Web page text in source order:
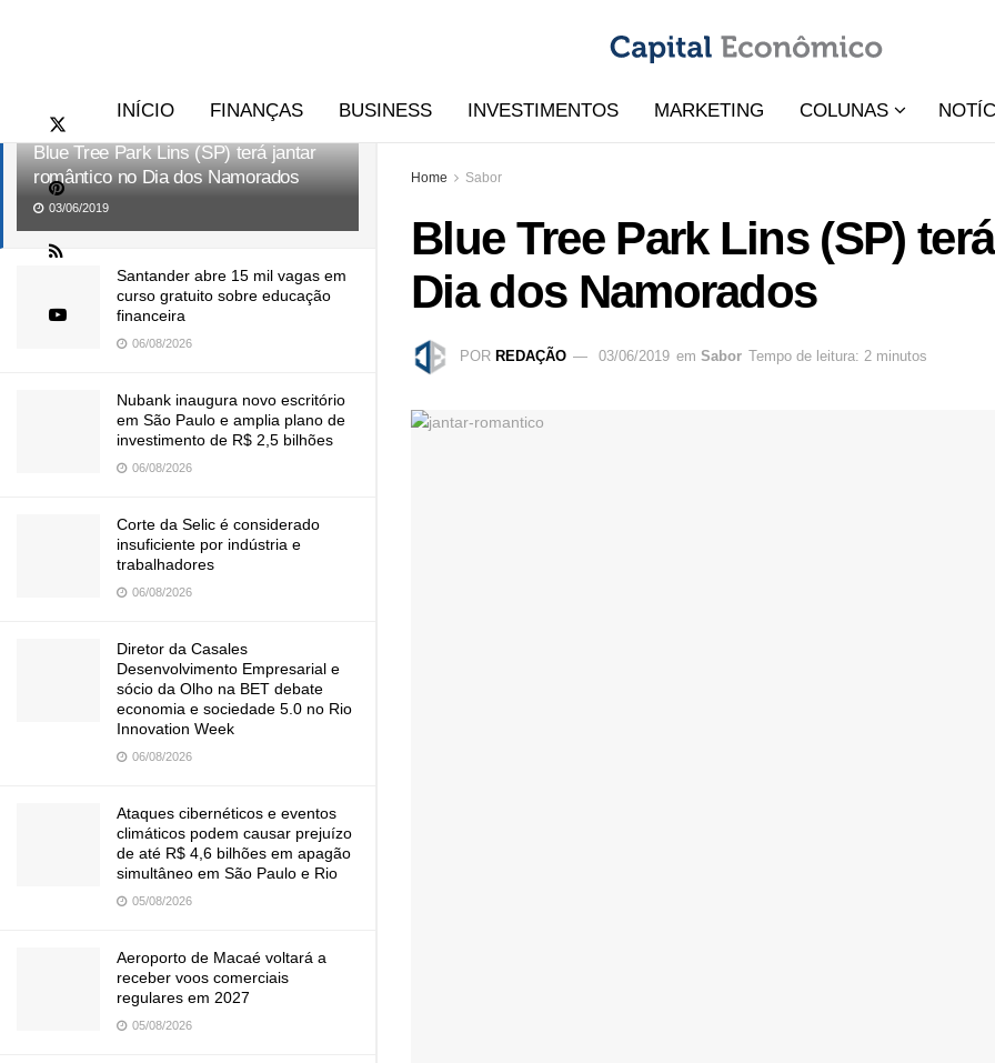
Blue Tree Park Lins (SP) terá jantar
romântico no Dia dos Namorados
03/06/2019
Santander abre 15 mil vagas em
curso gratuito sobre educação
financeira
06/08/2026
Nubank inaugura novo escritório
em São Paulo e amplia plano de
investimento de R$ 2,5 bilhões
06/08/2026
Corte da Selic é considerado
insuficiente por indústria e
trabalhadores
06/08/2026
Diretor da Casales
Desenvolvimento Empresarial e
sócio da Olho na BET debate
economia e sociedade 5.0 no Rio
Innovation Week
06/08/2026
Ataques cibernéticos e eventos
climáticos podem causar prejuízo
de até R$ 4,6 bilhões em apagão
simultâneo em São Paulo e Rio
05/08/2026
Aeroporto de Macaé voltará a
receber voos comerciais
regulares em 2027
05/08/2026
INÍCIO FINANÇAS BUSINESS INVESTIMENTOS MARKETING COLUNAS
Home Sabor
Blue Tree Park Lins (SP)
Dia dos Namorados
POR REDAÇÃO 03/06/2019 em Sabor Tempo de leitura: 2 minutos